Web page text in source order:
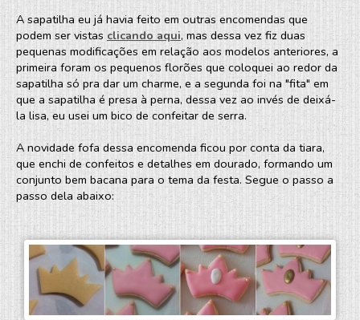
A sapatilha eu já havia feito em outras encomendas que
podem ser vistas clicando aqui, mas dessa vez fiz duas
pequenas modificações em relação aos modelos anteriores, a
primeira foram os pequenos florões que coloquei ao redor da
sapatilha só pra dar um charme, e a segunda foi na "fita" em
que a sapatilha é presa à perna, dessa vez ao invés de deixá-
la lisa, eu usei um bico de confeitar de serra.
A novidade fofa dessa encomenda ficou por conta da tiara,
que enchi de confeitos e detalhes em dourado, formando um
conjunto bem bacana para o tema da festa. Segue o passo a
passo dela abaixo: